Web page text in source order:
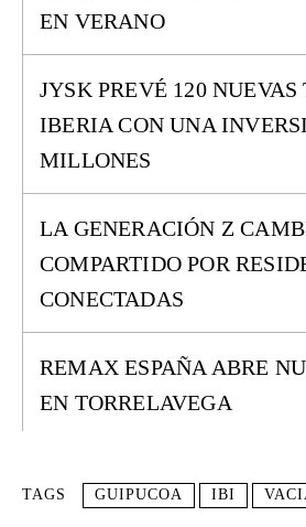
EN VERANO
JYSK PREVÉ 120
IBERIA CON UNA
MILLONES
LA GENERACIÓN Z
COMPARTIDO POR
CONECTADAS
REMAX ESPAÑA ABRE
EN TORRELAVEGA
TAGS GUIPUCOA IBI